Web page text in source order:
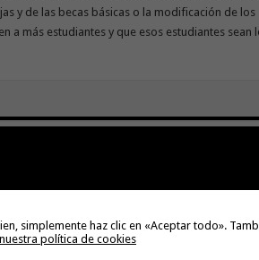
y de las becas básicas o la modificación de los
a más estudiantes y que esos estudiantes sean
Vallehermoso invertirá más de
rehabilitación de
simplemente haz clic en «Aceptar todo».
política de cookies